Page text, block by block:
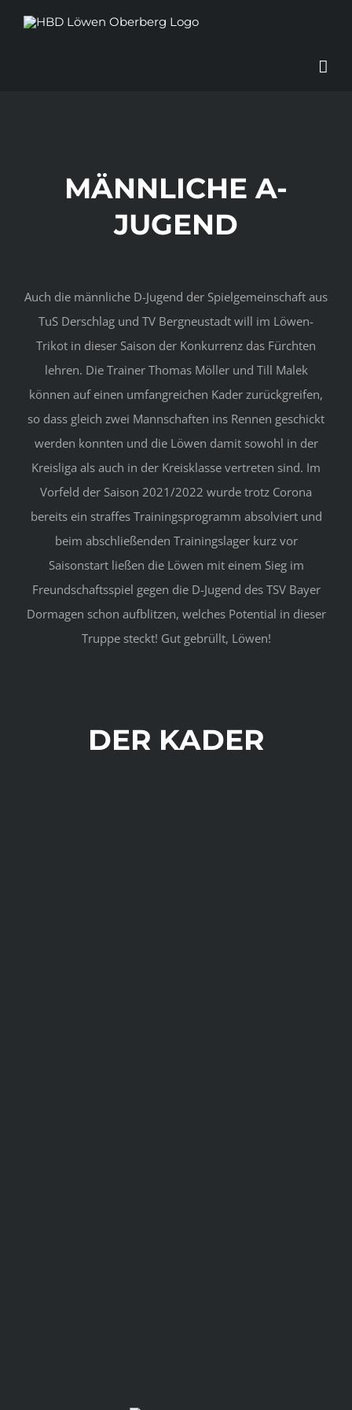
MÄNNLICHE A-
JUGEND
Auch die männliche D-Jugend der Spielgemeinschaft aus
TuS Derschlag und TV Bergneustadt will im Löwen-
Trikot in dieser Saison der Konkurrenz das Fürchten
lehren. Die Trainer Thomas Möller und Till Malek
können auf einen umfangreichen Kader zurückgreifen,
so dass gleich zwei Mannschaften ins Rennen geschickt
werden konnten und die Löwen damit sowohl in der
Kreisliga als auch in der Kreisklasse vertreten sind. Im
Vorfeld der Saison 2021/2022 wurde trotz Corona
bereits ein straffes Trainingsprogramm absolviert und
beim abschließenden Trainingslager kurz vor
Saisonstart ließen die Löwen mit einem Sieg im
Freundschaftsspiel gegen die D-Jugend des TSV Bayer
Dormagen schon aufblitzen, welches Potential in dieser
Truppe steckt! Gut gebrüllt, Löwen!
DER KADER